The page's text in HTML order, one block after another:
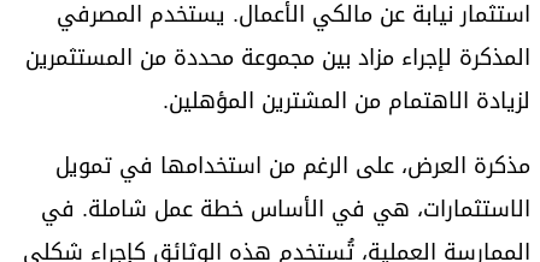
استثمار نيابة عن مالكي الأعمال. يستخدم المصرفي
المذكرة لإجراء مزاد بين مجموعة محددة من المستثمرين
لزيادة الاهتمام من المشترين المؤهلين.
مذكرة العرض، على الرغم من استخدامها في تمويل
الاستثمارات، هي في الأساس خطة عمل شاملة. في
الممارسة العملية، تُستخدم هذه الوثائق كإجراء شكلي